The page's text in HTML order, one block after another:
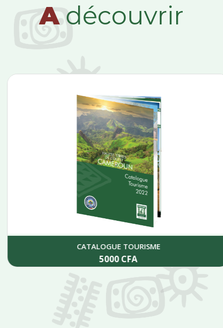
Adécouvrir
CATALOGUE TOURISME
5000CFA